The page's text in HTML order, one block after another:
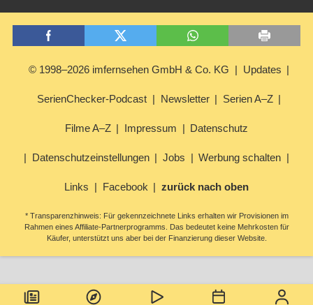
© 1998–2026 imfernsehen GmbH & Co. KG Updates
SerienChecker-Podcast Newsletter Serien A–Z
Filme A–Z Impressum Datenschutz
Datenschutzeinstellungen Jobs Werbung schalten
Links Facebook zurück nach oben
* Transparenzhinweis: Für gekennzeichnete Links erhalten wir Provisionen im
Rahmen eines Affiliate-Partnerprogramms. Das bedeutet keine Mehrkosten für
Käufer, unterstützt uns aber bei der Finanzierung dieser Website.